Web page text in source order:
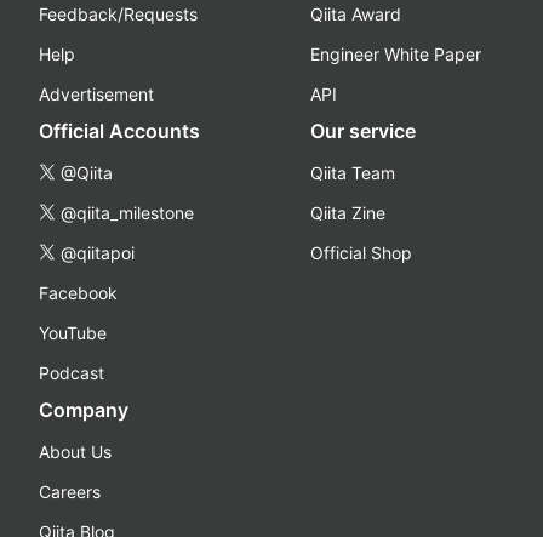
Feedback/Requests
Help
Advertisement
Qiita Award
Engineer White Paper
API
Official Accounts
@Qiita
@qiita_milestone
@qiitapoi
Facebook
YouTube
Podcast
Our service
Qiita Team
Qiita Zine
Official Shop
Company
About Us
Careers
Qiita Blog